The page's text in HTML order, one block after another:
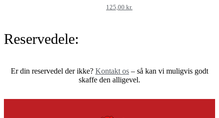
125,00 kr.
Reservedele:
Er din reservedel der ikke? Kontakt os – så kan vi muligvis godt
skaffe den alligevel.